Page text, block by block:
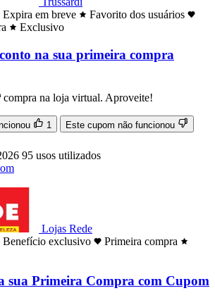
Expira em breve
Favorito dos usuários
Exclusivo
na sua primeira compra
compra na loja virtual. Aproveite!
1 Este cupom não funcionou
95 usos utilizados
Lojas Rede
Benefício exclusivo
Primeira compra
sua Primeira Compra com Cupom